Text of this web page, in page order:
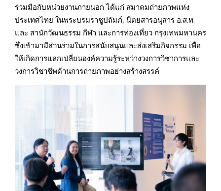
ร่วมมือกับหน่วยงานภายนอก ได้แก่ สมาคมถ่ายภาพแห่ง
ประเทศไทย ในพระบรมราชูปถัมภ์, นิตยสารอนุสาร อ.ส.ท.
และ สานักวัฒนธรรม กีฬา และการท่องเที่ยว กรุงเทพมหานคร
ซึ่งเข้ามามีส่วนร่วมในการสนับสนุนและส่งเสริมกิจกรรม เพื่อ
ให้เกิดการแลกเปลี่ยนองค์ความรู้ระหว่างวงการวิชาการและ
วงการวิชาชีพด้านการถ่ายภาพอย่างสร้างสรรค์